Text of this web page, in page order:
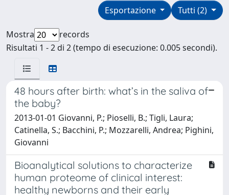
Tutti (2)
Esportazione
Mostra
records
Risultati 1 - 2 di 2 (tempo di esecuzione: 0.005 secondi).
48 hours after birth: what’s in the saliva of
the baby?
2013-01-01 Giovanni, P.; Pioselli, B.; Tigli, Laura;
Catinella, S.; Bacchini, P.; Mozzarelli, Andrea; Pighini,
Giovanni
Bioanalytical solutions to characterize
human proteome of clinical interest:
healthy newborns and their early